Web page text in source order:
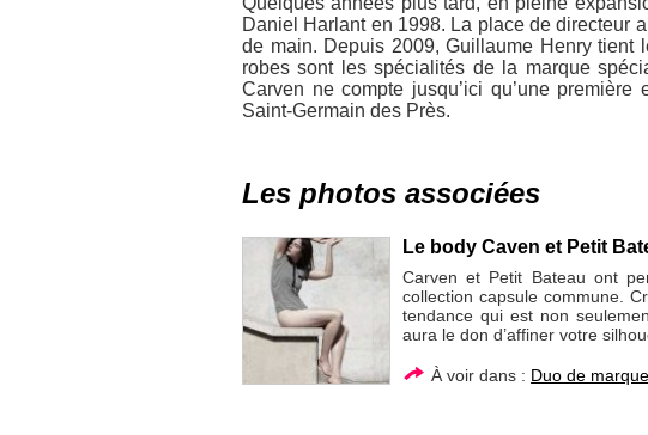
Daniel Harlant en 1998. La place de directeur
de main. Depuis 2009, Guillaume Henry tient
robes sont les spécialités de la marque
Carven ne compte jusqu’ici qu’une
Saint-Germain des Près.
Les photos associées
Le body Caven et Petit
Carven et Petit Bateau ont
collection capsule commune.
tendance qui est non
aura le don d’affiner votre
À voir dans : Duo de